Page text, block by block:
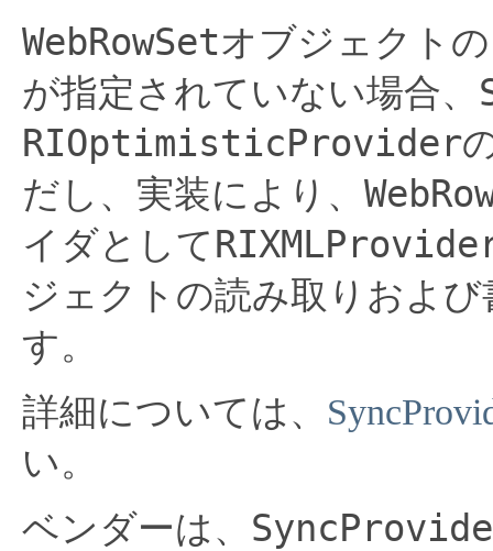
WebRowSetオブジェクト
が指定されていない場合、
RIOptimisticProvider
だし、実装により、
イダとして
ジェクトの読み取りおよ
す。
詳細については、
い。
ベンダーは、